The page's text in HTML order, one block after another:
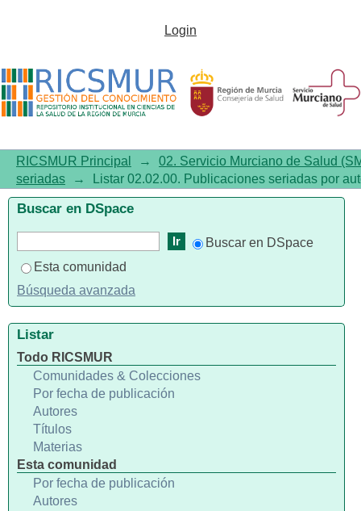
Listar 02.02.00. Publicaciones
Login
RICSMUR Principal →
02. Servicio Murciano de Salud
seriadas
→ Listar 02.02.00. Publicaciones seriadas por
Buscar en DSpace
Buscar en DSpace
Esta comunidad
Búsqueda avanzada
Listar
Todo RICSMUR
Comunidades & Colecciones
Por fecha de publicación
Autores
Títulos
Materias
Esta comunidad
Por fecha de publicación
Autores